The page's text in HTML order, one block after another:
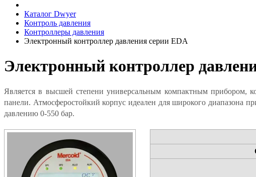
Каталог Dwyer
Контроль давления
Контроллеры давления
Электронный контроллер давления серии EDA
Электронный контроллер
Является в высшей степени универсальным компактным прибором,
панели. Атмосферостойкий корпус идеален для широкого диапазона
давлению 0-550 бар.